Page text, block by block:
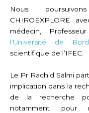
Nous
CHIROEXPLORE
médecin,
l’Université de
scientifique de l’IFEC.
Le Pr Rachid Salmi
implication dans la
de la recherche
notamment